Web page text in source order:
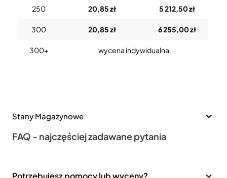
250 20,85 zł 5 212,50 zł
300 20,85 zł 6 255,00 zł
300+ wycena indywidualna
Stany Magazynowe
FAQ - najczęściej zadawane pytania